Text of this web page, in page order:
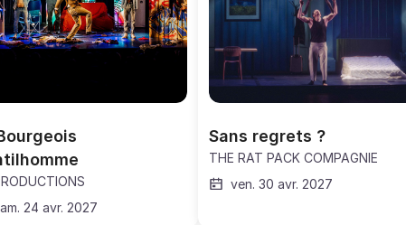
24 avr. 2027
Sans regrets ?
THE RAT PACK COMPAGNIE
ven. 30 avr. 2027